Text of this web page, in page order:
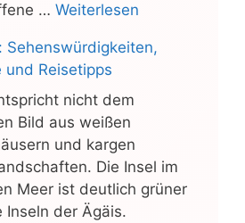
… Weiterlesen
Sehenswürdigkeiten,
und Reisetipps
nicht dem
Bild aus weißen
und kargen
Die Insel im
Meer ist deutlich grüner
Inseln der Ägäis.